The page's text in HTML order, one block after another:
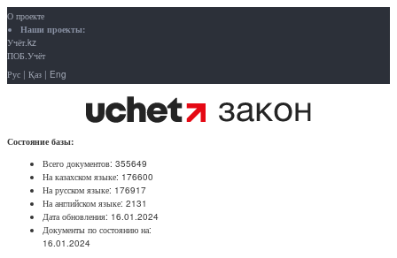
О проекте
Наши проекты:
Учёт.kz
ПОБ.Учёт
Рус | Қаз | Eng
Состояние базы:
Всего документов: 355649
На казахском языке: 176600
На русском языке: 176917
На английском языке: 2131
Дата обновления: 16.01.2024
Документы по состоянию на:
16.01.2024